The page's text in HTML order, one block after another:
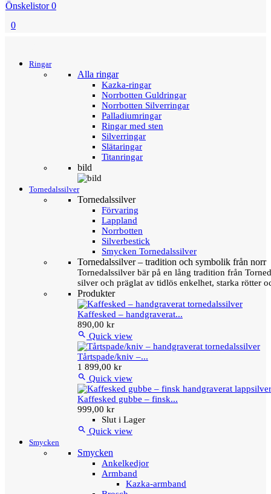
Önskelistor 0
0
Ringar
Alla ringar
Kazka-ringar
Norrbotten Guldringar
Norrbotten Silverringar
Palladiumringar
Ringar med sten
Silverringar
Slätaringar
Titanringar
bild
Tornedalssilver
Tornedalssilver
Förvaring
Lappland
Norrbotten
Silverbestick
Smycken Tornedalssilver
Tornedalssilver – tradition och symbolik från norr
Tornedalssilver bär på en lång tradition från
silver och präglat av tidlös enkelhet, starka rötter
Produkter
Kaffesked – handgraverat...
890,00 kr
 Quick view
Tårtspade/kniv –...
1 899,00 kr
 Quick view
Kaffesked gubbe – finsk...
999,00 kr
Slut i Lager
 Quick view
Smycken
Smycken
Ankelkedjor
Armband
Kazka-armband